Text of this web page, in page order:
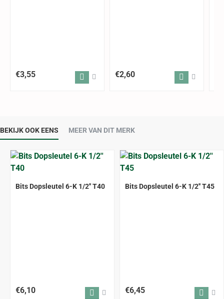
€3,55 €2,60
BEKIJK OOK EENS MEER VAN DIT MERK
Bits Dopsleutel 6-K 1/2'' T40
€6,10
Bits Dopsleutel 6-K 1/2'' T45
€6,45